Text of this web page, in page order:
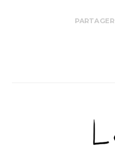
PARTAGER